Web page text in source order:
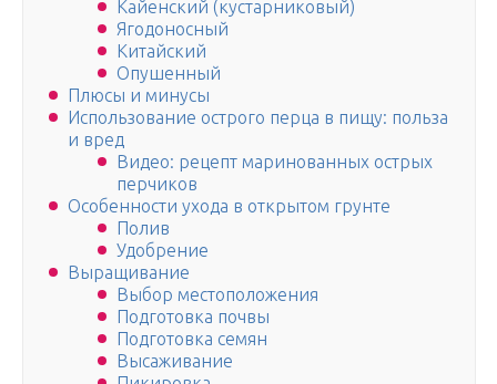
Кайенский (кустарниковый)
Ягодоносный
Китайский
Опушенный
Плюсы и минусы
Использование острого перца в пищу: польза
и вред
Видео: рецепт маринованных острых
перчиков
Особенности ухода в открытом грунте
Полив
Удобрение
Выращивание
Выбор местоположения
Подготовка почвы
Подготовка семян
Высаживание